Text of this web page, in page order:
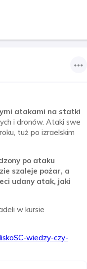
atakami na statki
i dronów. Ataki swe
tuż po izraelskim
po ataku
szaleje pożar, a
udany atak, jaki
w kursie
wiedzy-czy-